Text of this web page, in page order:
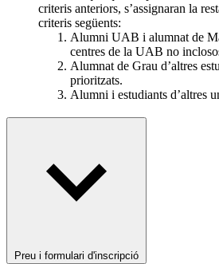
criteris anteriors, s’assignaran la
criteris següents:
Alumni UAB i alumnat de
centres de la UAB no
Alumnat de Grau d’altres
prioritzats.
Alumni i estudiants d’altres
Preu i formulari d'inscripció